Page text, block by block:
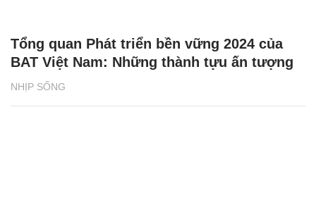
NHỊP SỐNG
Tổng quan Phát triển bền vững 2024 của
BAT Việt Nam: Những thành tựu ấn tượng